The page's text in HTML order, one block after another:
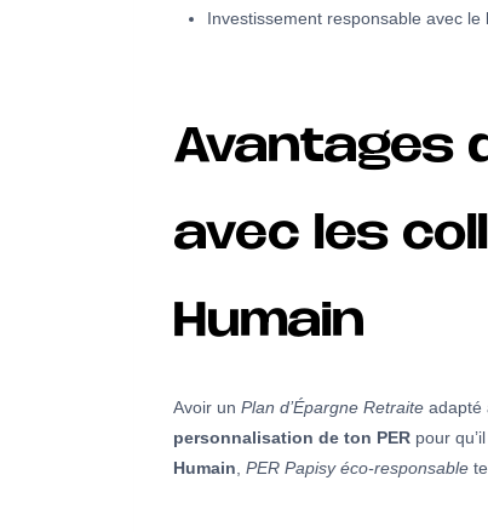
Investissement responsable avec le
Avantages
avec les
Humain
Avoir un Plan d’Épargne Retraite adapté
personnalisation de ton PER pour
Humain, PER Papisy éco-responsable